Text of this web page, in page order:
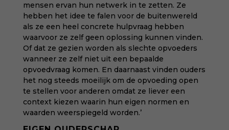
mensen ervan hun netwerk in te zetten. Ze
hebben het idee te falen voor de buitenwereld
als ze een heel concrete hulpvraag hebben
waarvoor ze zelf geen oplossing kunnen vinden.
Of dat ze gezien worden als slechte opvoeders
wanneer ze zelf niet uit een bepaalde
opvoedvraag komen. En daarnaast vinden ouders
het nog steeds moeilijk om de opvoeding open
te stellen voor anderen omdat ze liever een
context kiezen waarin hun eigen normen en
waarden weerspiegeld worden.’